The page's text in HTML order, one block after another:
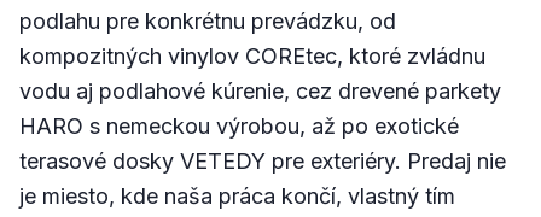
podlahu pre konkrétnu prevádzku, od
kompozitných vinylov COREtec, ktoré zvládnu
vodu aj podlahové kúrenie, cez drevené parkety
HARO s nemeckou výrobou, až po exotické
terasové dosky VETEDY pre exteriéry. Predaj nie
je miesto, kde naša práca končí, vlastný tím